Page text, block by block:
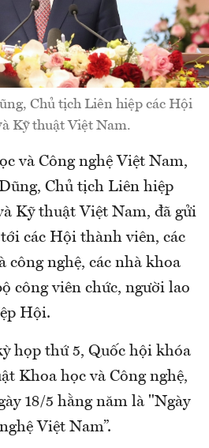
Chủ tịch Liên hiệp các Hội
Kỹ thuật Việt Nam.
và Công nghệ Việt Nam,
Chủ tịch Liên hiệp
Kỹ thuật Việt Nam, đã gửi
các Hội thành viên, các
công nghệ, các nhà khoa
công viên chức, người lao
Hội.
họp thứ 5, Quốc hội khóa
Khoa học và Công nghệ,
18/5 hằng năm là "Ngày
Việt Nam”.